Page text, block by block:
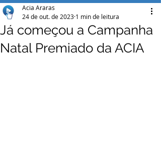
Já começou a Campanha
Natal Premiado da ACIA
Acia Araras
24 de out. de 2023 1 min de leitura